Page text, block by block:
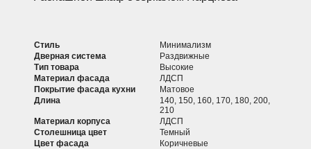
Стиль
Минимализм
Дверная система
Раздвижные
Тип товара
Высокие
Материал фасада
ЛДСП
Покрытие фасада кухни
Матовое
Длина
140, 150, 160, 170, 180, 200,
210
Материал корпуса
ЛДСП
Столешница цвет
Темный
Цвет фасада
Коричневые